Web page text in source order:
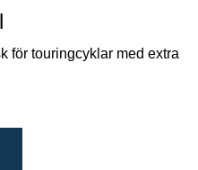
för touringcyklar med extra